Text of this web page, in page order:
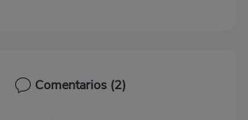
Comentarios (2)